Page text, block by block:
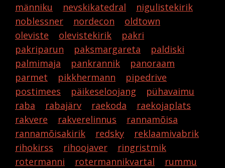
männiku
nevskikatedral
nigulistekirik
noblessner
nordecon
oldtown
oleviste
olevistekirik
pakri
pakriparun
paksmargareta
paldiski
palmimaja
pankrannik
panoraam
parmet
pikkhermann
pipedrive
postimees
päikeseloojang
pühavaimu
raba
rabajärv raekoda
raekojaplats
rakvere
rakverelinnus
rannamõisa
rannamõisakirik
redsky
reklaamivabrik
rihokirss
rihoojaver
ringristmik
rotermanni
rotermannikvartal
rummu